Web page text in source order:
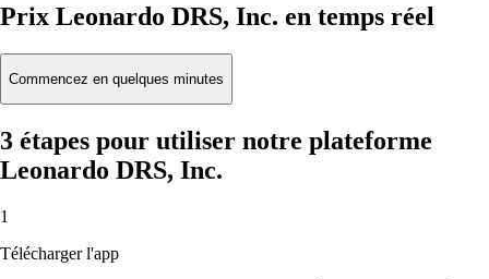
Prix Leonardo DRS, Inc. en temps réel
Commencez en quelques minutes
3 étapes pour utiliser notre plateforme
Leonardo DRS, Inc.
1
Télécharger l'app